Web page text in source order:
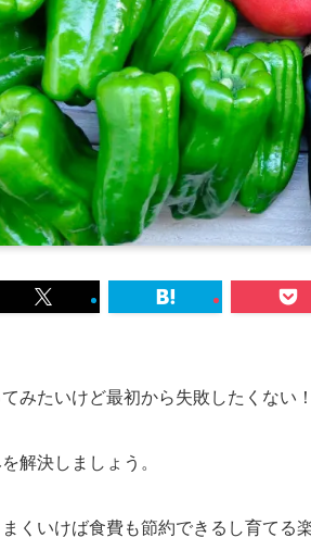
みたいけど最初から失敗したくない
解決しましょう。
くいけば食費も節約できるし育てる